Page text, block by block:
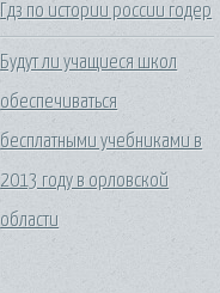
Гдз по истории россии годер
Будут ли учащиеся школ
обеспечиваться
бесплатными учебниками в
2013 году в орловской
области